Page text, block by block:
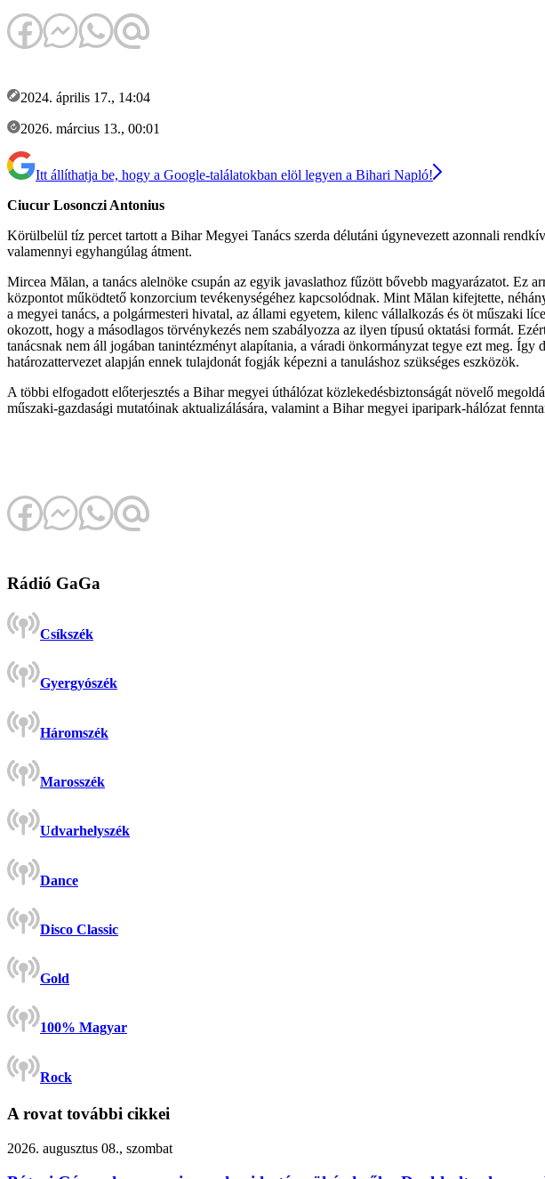
2024. április 17., 14:04
2026. március 13., 00:01
Itt állíthatja be, hogy a Google-találatokban elöl legyen a Bihari Napló!
Ciucur Losonczi Antonius
Körülbelül tíz percet tartott a Bihar Megyei Tanács szerda délutáni úgynevezett azonnali
valamennyi egyhangúlag átment.
Mircea Mălan, a tanács alelnöke csupán az egyik javaslathoz fűzött bővebb magyarázatot.
központot működtető konzorcium tevékenységéhez kapcsolódnak. Mint Mălan kifejtette,
a megyei tanács, a polgármesteri hivatal, az állami egyetem, kilenc vállalkozás és öt műszaki
okozott, hogy a másodlagos törvénykezés nem szabályozza az ilyen típusú oktatási formát.
tanácsnak nem áll jogában tanintézményt alapítania, a váradi önkormányzat tegye ezt meg.
határozattervezet alapján ennek tulajdonát fogják képezni a tanuláshoz szükséges eszközök.
A többi elfogadott előterjesztés a Bihar megyei úthálózat közlekedésbiztonságát növelő
műszaki-gazdasági mutatóinak aktualizálására, valamint a Bihar megyei iparipark-hálózat
Rádió GaGa
Csíkszék
Gyergyószék
Háromszék
Marosszék
Udvarhelyszék
Dance
Disco Classic
Gold
100% Magyar
Rock
A rovat további cikkei
2026. augusztus 08., szombat